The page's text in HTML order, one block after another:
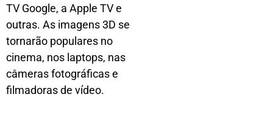
TV Google, a Apple TV e
outras. As imagens 3D se
tornarão populares no
cinema, nos laptops, nas
câmeras fotográficas e
filmadoras de vídeo.